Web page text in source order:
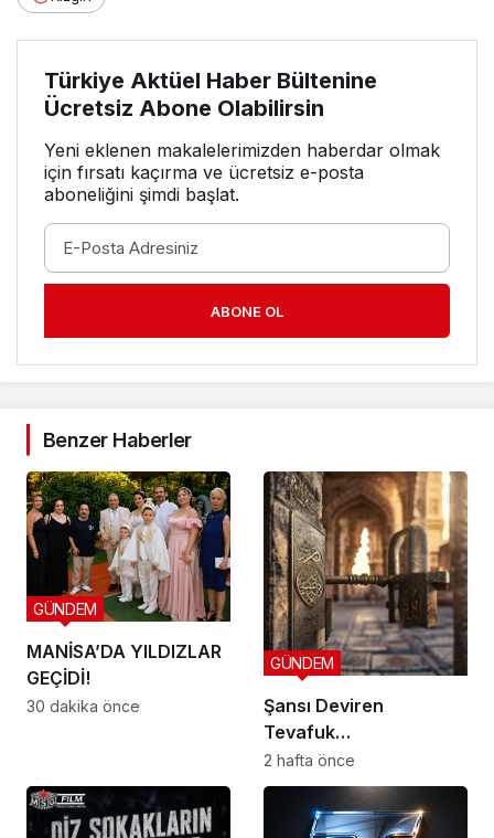
Türkiye Aktüel Haber Bültenine
Ücretsiz Abone Olabilirsin
Yeni eklenen makalelerimizden haberdar olmak
için fırsatı kaçırma ve ücretsiz e-posta
aboneliğini şimdi başlat.
ABONE OL
Benzer Haberler
MANİSA’DA YILDIZLAR
GEÇİDİ!
GÜNDEM
30 dakika önce
Şansı Deviren
Tevafuk…
GÜNDEM
2 hafta önce